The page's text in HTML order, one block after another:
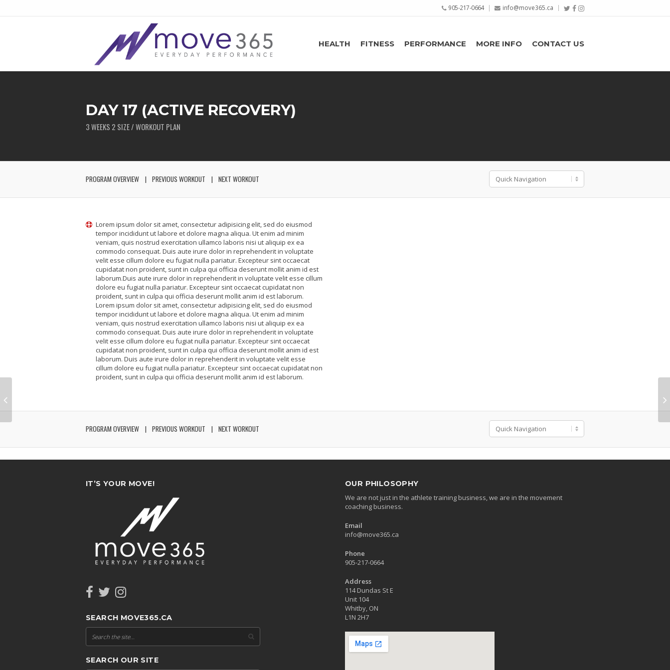
905-217-0664 info@move365.ca
HEALTH FITNESS PERFORMANCE MORE INFO CONTACT US
DAY 17 (ACTIVE RECOVERY)
3 WEEKS 2 SIZE / WORKOUT PLAN
PROGRAM OVERVIEW PREVIOUS WORKOUT NEXT WORKOUT
Lorem ipsum dolor sit amet, consectetur adipisicing elit, sed do eiusmod
tempor incididunt ut labore et dolore magna aliqua. Ut enim ad minim
veniam, quis nostrud exercitation ullamco laboris nisi ut aliquip ex ea
commodo consequat. Duis aute irure dolor in reprehenderit in voluptate
velit esse cillum dolore eu fugiat nulla pariatur. Excepteur sint occaecat
cupidatat non proident, sunt in culpa qui officia deserunt mollit anim id est
laborum.Duis aute irure dolor in reprehenderit in voluptate velit esse cillum
dolore eu fugiat nulla pariatur. Excepteur sint occaecat cupidatat non
proident, sunt in culpa qui officia deserunt mollit anim id est laborum.
Lorem ipsum dolor sit amet, consectetur adipisicing elit, sed do eiusmod
tempor incididunt ut labore et dolore magna aliqua. Ut enim ad minim
veniam, quis nostrud exercitation ullamco laboris nisi ut aliquip ex ea
commodo consequat. Duis aute irure dolor in reprehenderit in voluptate
velit esse cillum dolore eu fugiat nulla pariatur. Excepteur sint occaecat
cupidatat non proident, sunt in culpa qui officia deserunt mollit anim id est
laborum. Duis aute irure dolor in reprehenderit in voluptate velit esse
cillum dolore eu fugiat nulla pariatur. Excepteur sint occaecat cupidatat non
proident, sunt in culpa qui officia deserunt mollit anim id est laborum.
PROGRAM OVERVIEW PREVIOUS WORKOUT NEXT WORKOUT
IT’S YOUR MOVE!
SEARCH MOVE365.CA
SEARCH OUR SITE
OUR PHILOSOPHY
We are not just in the athlete training business, we are in the movement
coaching business.
Email
info@move365.ca
Phone
905-217-0664
Address
114 Dundas St E
Unit 104
Whitby, ON
L1N 2H7